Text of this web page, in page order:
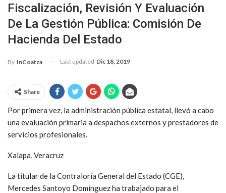
Fiscalización, Revisión Y Evaluación
De La Gestión Pública: Comisión De
Hacienda Del Estado
By InCoatza Last updated Dic 18, 2019
Share
Por primera vez, la administración pública estatal, llevó a cabo
una evaluación primaria a despachos externos y prestadores de
servicios profesionales.
Xalapa, Veracruz
La titular de la Contraloría General del Estado (CGE),
Mercedes Santoyo Domínguez ha trabajado para el